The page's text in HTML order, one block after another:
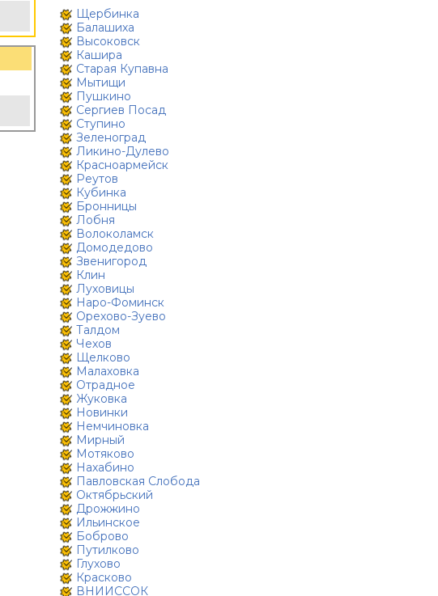
Щербинка
Балашиха
Высоковск
Кашира
Старая Купавна
Мытищи
Пушкино
Сергиев Посад
Ступино
Зеленоград
Ликино-Дулево
Красноармейск
Реутов
Кубинка
Бронницы
Лобня
Волоколамск
Домодедово
Звенигород
Клин
Луховицы
Наро-Фоминск
Орехово-Зуево
Талдом
Чехов
Щелково
Малаховка
Отрадное
Жуковка
Новинки
Немчиновка
Мирный
Мотяково
Нахабино
Павловская Слобода
Октябрьский
Дрожжино
Ильинское
Боброво
Путилково
Глухово
Красково
ВНИИССОК